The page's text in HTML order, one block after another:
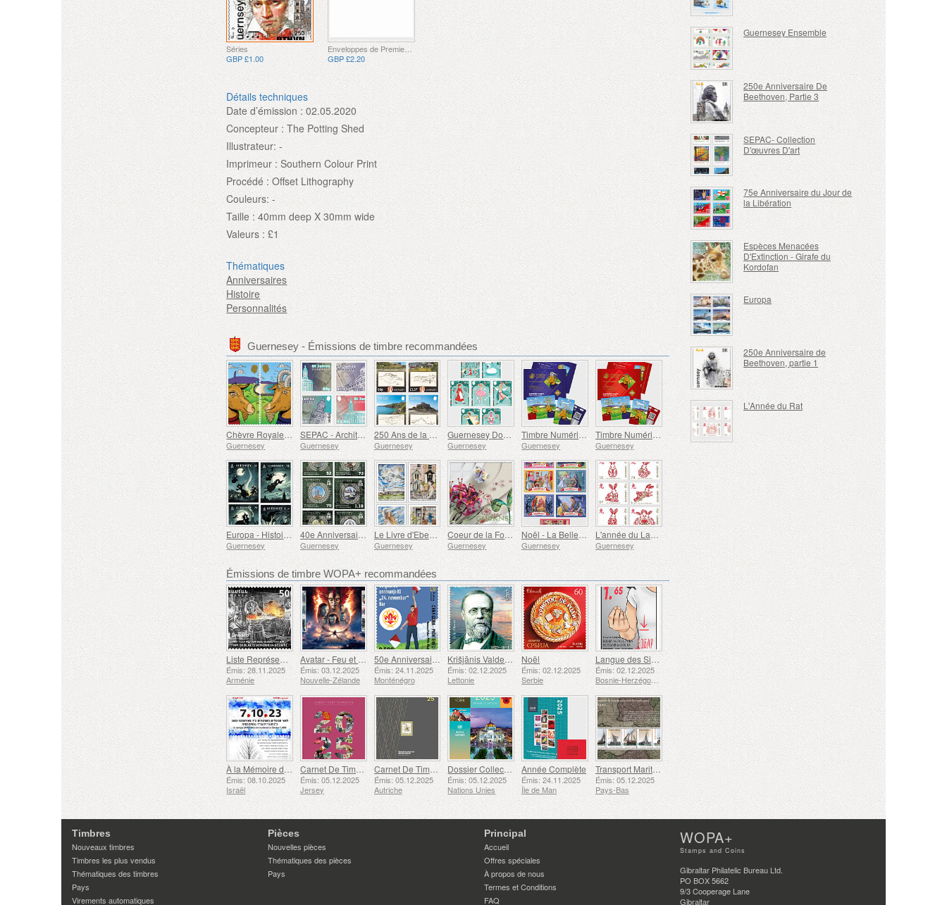
Séries
GBP £1.00
Enveloppes de Premier Jour
GBP £2.20
Détails techniques
Date d’émission : 02.05.2020
Concepteur : The Potting Shed
Illustrateur: -
Imprimeur : Southern Colour Print
Procédé : Offset Lithography
Couleurs: -
Taille : 40mm deep X 30mm wide
Valeurs : £1
Thématiques
Anniversaires
Histoire
Personnalités
Guernesey - Émissions de timbre recommandées
Chèvre Royale Dorée de Guernesey
Guernesey
SEPAC - Architecture, St James Guernesey
Guernesey
250 Ans de la Naissance de J.M.W. Turner
Guernesey
Guernesey Douze Jours de Noël
Guernesey
Timbre Numérique Royal Doré de Guernesey avec Chèvre
Guernesey
Timbre Numérique Royal Doré de Guernesey avec Chèvre Nounou
Guernesey
Europa - Histoires et Mythes (Sorcières de Guernesey)
Guernesey
40e Anniversaire des Malouines
Guernesey
Le Livre d'Ebenezer Le Page
Guernesey
Coeur de la Forêt Partie 4
Guernesey
Noël - La Belle au Bois Dormant
Guernesey
L'année du Lapin
Guernesey
Émissions de timbre WOPA+ recommandées
Liste Représentative du Patrimoine Culturel Immatériel de l'humanité de l'UNESCO - Tradition de la Forge à Gyumri
Émis: 28.11.2025
Arménie
Avatar - Feu et Cendres
Émis: 03.12.2025
Nouvelle-Zélande
50e Anniversaire de la Fondation du Bar Scout du 24 Novembre
Émis: 24.11.2025
Monténégro
Krišjānis Valdemārs
Émis: 02.12.2025
Lettonie
Noël
Émis: 02.12.2025
Serbie
Langue des Signes - Bien
Émis: 02.12.2025
Bosnie-Herzégovine - République de Srpska
À la Mémoire des Morts et des Assassinés le 7 Octobre 2023
Émis: 08.10.2025
Israël
Carnet De Timbres
Émis: 05.12.2025
Jersey
Carnet De Timbres
Émis: 05.12.2025
Autriche
Dossier Collection Annuelle (New York)
Émis: 05.12.2025
Nations Unies
Année Complète
Émis: 24.11.2025
Île de Man
Transport Maritime aux XVIIe et XVIIIe Siècles – Transport de Tourbe
Émis: 05.12.2025
Pays-Bas
Guernesey Ensemble
250e Anniversaire De
Beethoven, Partie 3
SEPAC- Collection
D'œuvres D'art
75e Anniversaire du Jour de
la Libération
Espèces Menacées
D'Extinction - Girafe du
Kordofan
Europa
250e Anniversaire de
Beethoven, partie 1
L'Année du Rat
Timbres
Nouveaux timbres
Timbres les plus vendus
Thématiques des timbres
Pays
Virements automatiques
Pièces
Nouvelles pièces
Thématiques des pièces
Pays
Principal
Accueil
Offres spéciales
À propos de nous
Termes et Conditions
FAQ
WOPA+
Stamps and Coins
Gibraltar Philatelic Bureau Ltd.
PO BOX 5662
9/3 Cooperage Lane
Gibraltar